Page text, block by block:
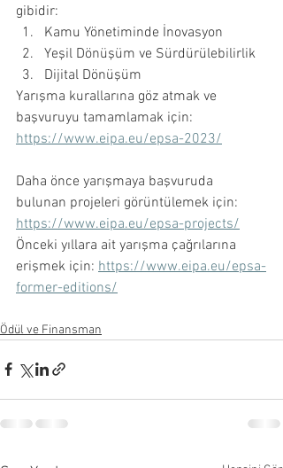
gibidir:
Kamu Yönetiminde İnovasyon
Yeşil Dönüşüm ve Sürdürülebilirlik
Dijital Dönüşüm
Yarışma kurallarına göz atmak ve
başvuruyu tamamlamak için:
https://www.eipa.eu/epsa-2023/
Daha önce yarışmaya başvuruda
bulunan projeleri görüntülemek için:
https://www.eipa.eu/epsa-projects/
Önceki yıllara ait yarışma çağrılarına
erişmek için: https://www.eipa.eu/epsa-
former-editions/
Ödül ve Finansman